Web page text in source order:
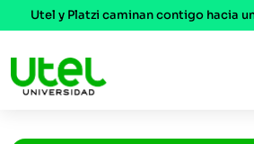
Utel y Platzi caminan contigo hacia